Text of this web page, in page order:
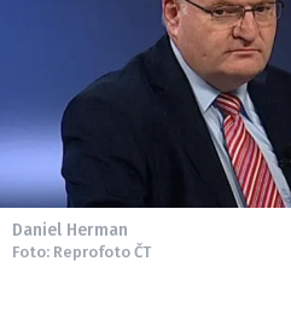
Daniel Herman
Foto: Reprofoto ČT